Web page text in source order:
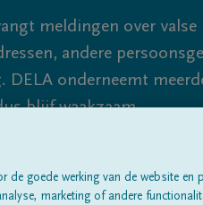
meldingen over
andere
onderneemt
blijf waakzaam.
rouwberichtenOver ons
goede werking van de website en
marketing of andere